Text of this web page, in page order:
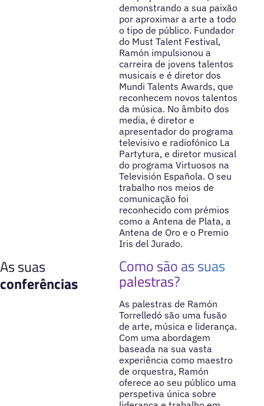
demonstrando a sua paixão
por aproximar a arte a todo
o tipo de público. Fundador
do Must Talent Festival,
Ramón impulsionou a
carreira de jovens talentos
musicais e é diretor dos
Mundi Talents Awards, que
reconhecem novos talentos
da música. No âmbito dos
media, é diretor e
apresentador do programa
televisivo e radiofónico La
Partytura, e diretor musical
do programa Virtuosos na
Televisión Española. O seu
trabalho nos meios de
comunicação foi
reconhecido com prémios
como a Antena de Plata, a
Antena de Oro e o Premio
Iris del Jurado.
As suas
conferências
Como são as suas
palestras?
As palestras de Ramón
Torrelledó são uma fusão
de arte, música e liderança.
Com uma abordagem
baseada na sua vasta
experiência como maestro
de orquestra, Ramón
oferece ao seu público uma
perspetiva única sobre